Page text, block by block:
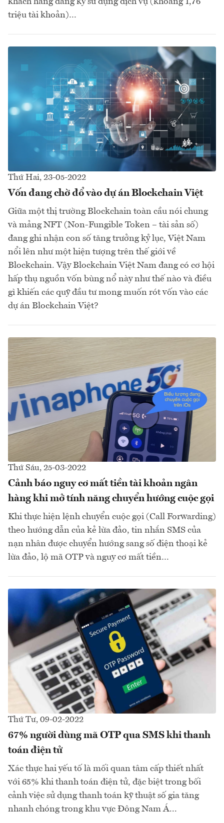
triệu tài khoản)…
Thứ Hai, 23-05-2022
Vốn đang chờ đổ vào dự án Blockchain Việt
Giữa một thị trường Blockchain toàn cầu nói chung
và mảng NFT (Non-Fungible Token – tài sản số)
đang ghi nhận con số tăng trưởng kỷ lục, Việt Nam
nổi lên như một hiện tượng trên thế giới về
Blockchain. Vậy Blockchain Việt Nam đang có cơ hội
hấp thụ nguồn vốn bùng nổ này như thế nào và điều
gì khiến các quỹ đầu tư mong muốn rót vốn vào các
dự án Blockchain Việt?
Thứ Sáu, 25-03-2022
Cảnh báo nguy cơ mất tiền tài khoản ngân
hàng khi mở tính năng chuyển hướng cuộc gọi
Khi thực hiện lệnh chuyển cuộc gọi (Call Forwarding)
theo hướng dẫn của kẻ lừa đảo, tin nhắn SMS của
nạn nhân được chuyển hướng sang số điện thoại kẻ
lừa đảo, lộ mã OTP và nguy cơ mất tiền…
Thứ Tư, 09-02-2022
67% người dùng mã OTP qua SMS khi thanh
toán điện tử
Xác thực hai yếu tố là mối quan tâm cấp thiết nhất
với 65% khi thanh toán điện tử, đặc biệt trong bối
cảnh việc sử dụng thanh toán kỹ thuật số gia tăng
nhanh chóng trong khu vực Đông Nam Á...